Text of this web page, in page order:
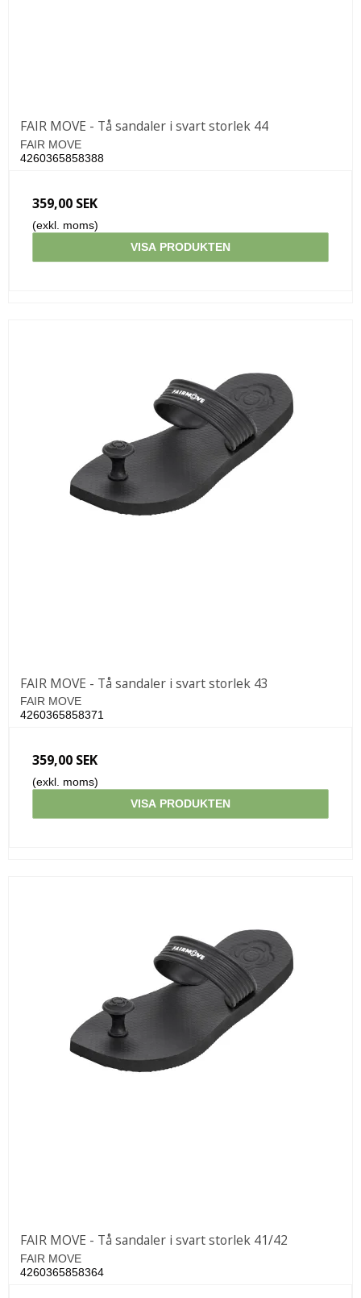
FAIR MOVE - Tå sandaler i svart storlek 44
FAIR MOVE
4260365858388
359,00 SEK
(exkl. moms)
VISA PRODUKTEN
FAIR MOVE - Tå sandaler i svart storlek 43
FAIR MOVE
4260365858371
359,00 SEK
(exkl. moms)
VISA PRODUKTEN
FAIR MOVE - Tå sandaler i svart storlek 41/42
FAIR MOVE
4260365858364